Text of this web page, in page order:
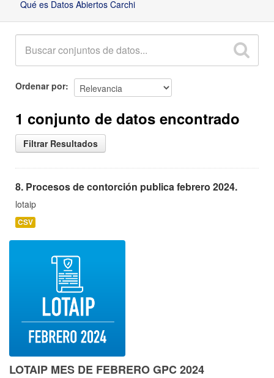
Qué es Datos Abiertos Carchi
Ordenar por
1 conjunto de datos encontrado
Filtrar Resultados
8. Procesos de contorción publica febrero 2024.
lotaip
CSV
LOTAIP MES DE FEBRERO GPC 2024